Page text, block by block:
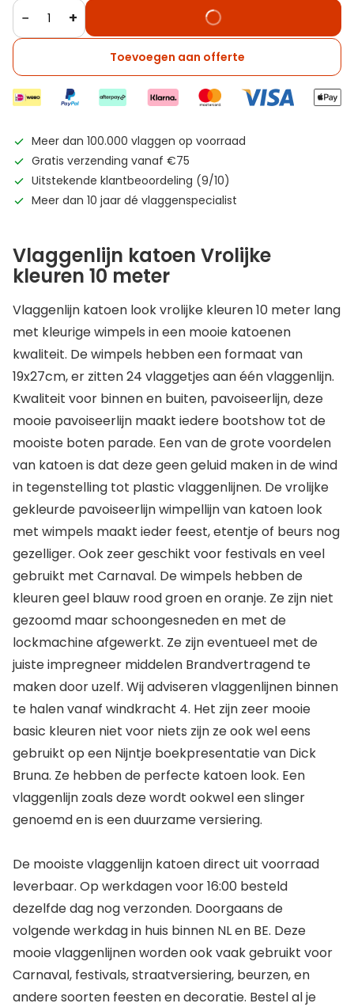
− +
Toevoegen aan offerte
Meer dan 100.000 vlaggen op voorraad
Gratis verzending vanaf €75
Uitstekende klantbeoordeling (9/10)
Meer dan 10 jaar dé vlaggenspecialist
Vlaggenlijn katoen Vrolijke
kleuren 10 meter
Vlaggenlijn katoen look vrolijke kleuren 10 meter lang
met kleurige wimpels in een mooie katoenen
kwaliteit. De wimpels hebben een formaat van
19x27cm, er zitten 24 vlaggetjes aan één vlaggenlijn.
Kwaliteit voor binnen en buiten, pavoiseerlijn, deze
mooie pavoiseerlijn maakt iedere bootshow tot de
mooiste boten parade. Een van de grote voordelen
van katoen is dat deze geen geluid maken in de wind
in tegenstelling tot plastic vlaggenlijnen. De vrolijke
gekleurde pavoiseerlijn wimpellijn van katoen look
met wimpels maakt ieder feest, etentje of beurs nog
gezelliger. Ook zeer geschikt voor festivals en veel
gebruikt met Carnaval. De wimpels hebben de
kleuren geel blauw rood groen en oranje. Ze zijn niet
gezoomd maar schoongesneden en met de
lockmachine afgewerkt. Ze zijn eventueel met de
juiste impregneer middelen Brandvertragend te
maken door uzelf. Wij adviseren vlaggenlijnen binnen
te halen vanaf windkracht 4. Het zijn zeer mooie
basic kleuren niet voor niets zijn ze ook wel eens
gebruikt op een Nijntje boekpresentatie van Dick
Bruna. Ze hebben de perfecte katoen look. Een
vlaggenlijn zoals deze wordt ookwel een slinger
genoemd en is een duurzame versiering.
De mooiste vlaggenlijn katoen direct uit voorraad
leverbaar. Op werkdagen voor 16:00 besteld
dezelfde dag nog verzonden. Doorgaans de
volgende werkdag in huis binnen NL en BE. Deze
mooie vlaggenlijnen worden ook vaak gebruikt voor
Carnaval, festivals, straatversiering, beurzen, en
andere soorten feesten en decoratie. Bestel al je